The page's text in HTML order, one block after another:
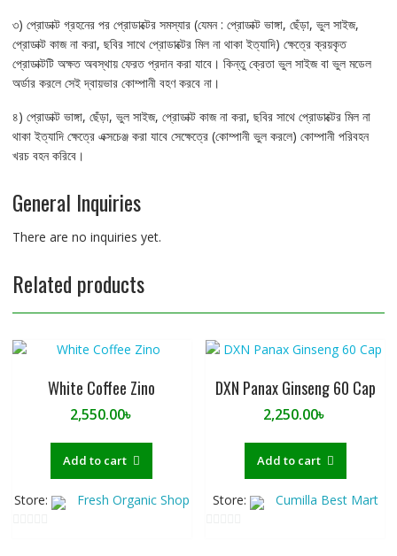
৩) প্রোডাক্ট গ্রহনের পর প্রোডাক্টের সমস্যার (যেমন : প্রোডাক্ট ভাঙ্গা, ছেঁড়া, ভুল সাইজ,
প্রোডাক্ট কাজ না করা, ছবির সাথে প্রোডাক্টের মিল না থাকা ইত্যাদি) ক্ষেত্রে ক্রয়কৃত
প্রোডাক্টটি অক্ষত অবস্থায় ফেরত প্রদান করা যাবে। কিন্তু ক্রেতা ভুল সাইজ বা ভুল মডেল
অর্ডার করলে সেই দ্বায়ভার কোম্পানী বহণ করবে না।
৪) প্রোডাক্ট ভাঙ্গা, ছেঁড়া, ভুল সাইজ, প্রোডাক্ট কাজ না করা, ছবির সাথে প্রোডাক্টের মিল না
থাকা ইত্যাদি ক্ষেত্রে এক্সচেঞ্জ করা যাবে সেক্ষেত্রে (কোম্পানী ভুল করলে) কোম্পানী পরিবহন
খরচ বহন করিবে।
General Inquiries
There are no inquiries yet.
Related products
White Coffee Zino
2,550.00৳
Add to cart
Store: Fresh Organic Shop
DXN Panax Ginseng 60 Cap
2,250.00৳
Add to cart
Store: Cumilla Best Mart